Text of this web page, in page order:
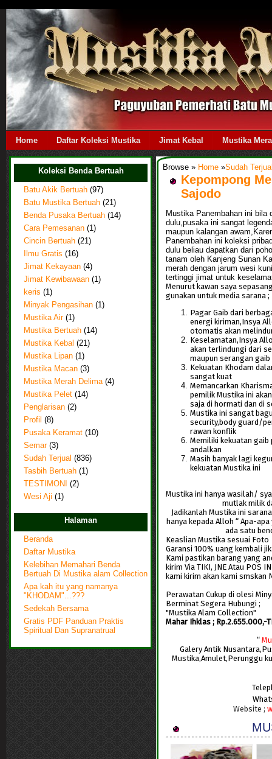
Home Daftar Koleksi Mustika Jimat Kebal Mustika
Koleksi Benda Bertuah
Batu Akik Bertuah (97)
Batu Mustika Bertuah (21)
Benda Pusaka Bertuah (14)
Cara Pemesanan (1)
Cincin Bertuah (21)
Ilmu Gratis (16)
Jimat Kekayaan (4)
Jimat Kewibawaan (1)
keris (1)
Minyak Pengasihan (1)
Mustika Air (1)
Mustika Bertuah (14)
Mustika Kebal (21)
Mustika Lipan (1)
Mustika Macan (3)
Mustika Merah Delima (4)
Mustika Pelet (14)
Penglarisan (2)
Profil (8)
Pusaka Keramat (10)
Semar (3)
Sudah Terjual (836)
Tasbih Bertuah (1)
TESTIMONI
(2)
Wesi Aji (1)
Halaman
Beranda
Daftar Mustika
Kelebihan Memahari Benda
Bertuah Di Mustika alam Collection
Apa kah itu yang namanya
"KHODAM"...???
Sedekah Bersama
Gratis PDF Panduan Praktis
Spiritual Dan Supranatrual
Browse » Home»Sudah
Kepompong
Sajodo
Mustika Panembahan ini bila
dulu,pusaka ini sangat
maupun kalangan
Panembahan ini koleksi
dulu beliau dapatkan dari
tanam oleh Kanjeng Sunan
merah dengan jarum wesi
tertinggi jimat untuk
Menurut kawan saya
gunakan untuk media sarana ;
Pagar Gaib dari
energi kiriman,Insya
otomatis akan
Keselamatan,Insya
akan terlindungi dari
maupun serangan gaib
Kekuatan Khodam
sangat kuat
Memancarkan
pemilik Mustika ini
saja di hormati dan di
Mustika ini sangat
security,body guard/
rawan konflik
Memiliki kekuatan
andalkan
Masih banyak lagi
kekuatan Mustika ini
Mustika ini hanya wasilah/
mutlak milik
Jadikanlah Mustika ini
hanya kepada Alloh “ Apa-
ada satu
Keaslian Mustika sesuai Foto
Garansi 100% uang kembali
Kami pastikan barang yang
kirim Via TIKI, JNE Atau POS
kami kirim akan kami smskan
Perawatan Cukup di olesi
Berminat Segera Hubungi ;
"Mustika Alam Collection"
Mahar Ihklas ; Rp.2.655.000,-
“
Galery Antik
Mustika,Amulet,Perunggu
Website ;